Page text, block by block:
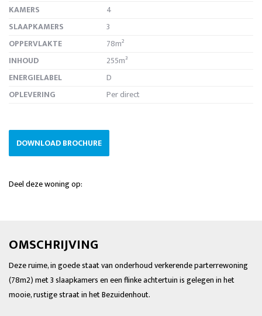
KAMERS
4
SLAAPKAMERS
3
OPPERVLAKTE
78m²
INHOUD
255m³
ENERGIELABEL
D
OPLEVERING
Per direct
DOWNLOAD BROCHURE
Deel deze woning op:
OMSCHRIJVING
Deze ruime, in goede staat van onderhoud verkerende parterrewoning
(78m2) met 3 slaapkamers en een flinke achtertuin is gelegen in het
mooie, rustige straat in het Bezuidenhout.